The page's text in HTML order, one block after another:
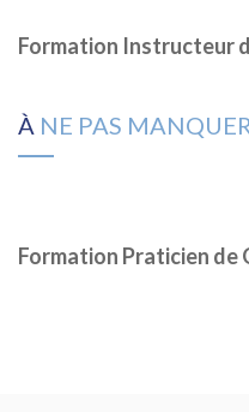
Formation Instructeur
À NE PAS
Formation Praticien de